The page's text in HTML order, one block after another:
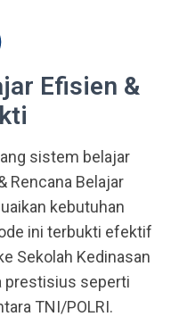
Efisien &
sistem belajar
Rencana Belajar
kebutuhan
ini terbukti efektif
Sekolah Kedinasan
prestisius seperti
TNI/POLRI.